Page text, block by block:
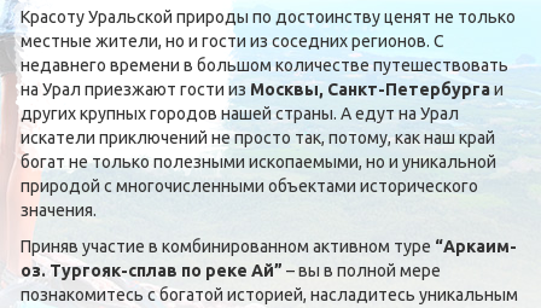
Красоту Уральской природы по достоинству ценят не только
местные жители, но и гости из соседних регионов. С
недавнего времени в большом количестве путешествовать
на Урал приезжают гости из Москвы, Санкт-Петербургаи
других крупных городов нашей страны. А едут на Урал
искатели приключений не просто так, потому, как наш край
богат не только полезными ископаемыми, но и уникальной
природой с многочисленными объектами исторического
значения.
Приняв участие в комбинированном активном туре “Аркаим-
оз. Тургояк-сплав по реке Ай” – вы в полной мере
познакомитесь с богатой историей, насладитесь уникальным